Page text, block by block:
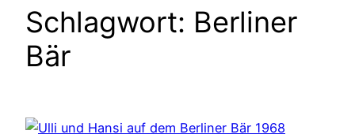
Schlagwort: Berliner
Bär